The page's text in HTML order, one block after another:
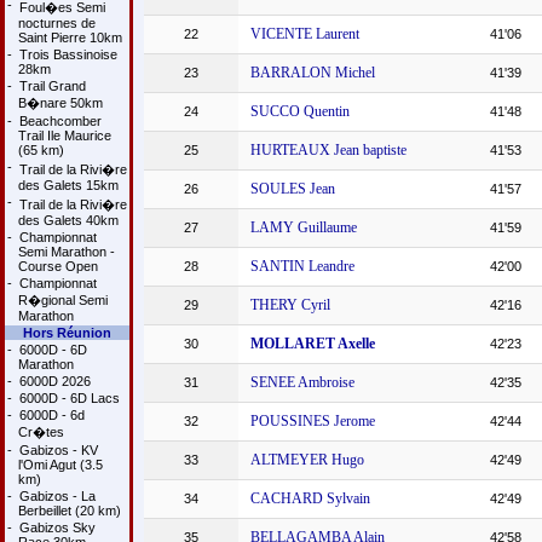
- Foul�es Semi
nocturnes de
Saint Pierre 10km
- Trois Bassinoise
28km
- Trail Grand
B�nare 50km
- Beachcomber
Trail Ile Maurice
(65 km)
- Trail de la Rivi�re
des Galets 15km
- Trail de la Rivi�re
des Galets 40km
- Championnat
Semi Marathon -
Course Open
- Championnat
R�gional Semi
Marathon
Hors Réunion
- 6000D - 6D
Marathon
- 6000D 2026
- 6000D - 6D Lacs
- 6000D - 6d
Cr�tes
- Gabizos - KV
l'Omi Agut (3.5
km)
- Gabizos - La
Berbeillet (20 km)
- Gabizos Sky
22 VICENTE Laurent 41'06
23 BARRALON Michel 41'39
24 SUCCO Quentin 41'48
25 HURTEAUX Jean baptiste 41'53
26 SOULES Jean 41'57
27 LAMY Guillaume 41'59
28 SANTIN Leandre 42'00
29 THERY Cyril 42'16
30 MOLLARET Axelle 42'23
31 SENEE Ambroise 42'35
32 POUSSINES Jerome 42'44
33 ALTMEYER Hugo 42'49
34 CACHARD Sylvain 42'49
35 BELLAGAMBA Alain 42'58